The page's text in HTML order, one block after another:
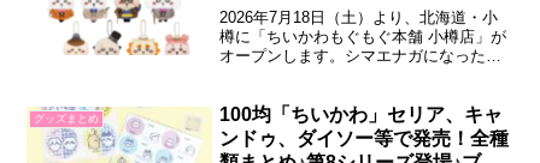
ズが登場！
2026年7月18日（土）より、北海道・小
樽に「ちいかわもぐもぐ本舗 小樽店」が
オープンします。シマエナガになったち
併設のテイクアウトショップ「ちいかわ
ベビーカステラ」もオープンします。ち
いかわもぐもぐ本舗 小樽店2026年7月...
グッズまとめ
100均「ちいかわ」セリア、キャ
ンドゥ、ダイソー等で発売！全種